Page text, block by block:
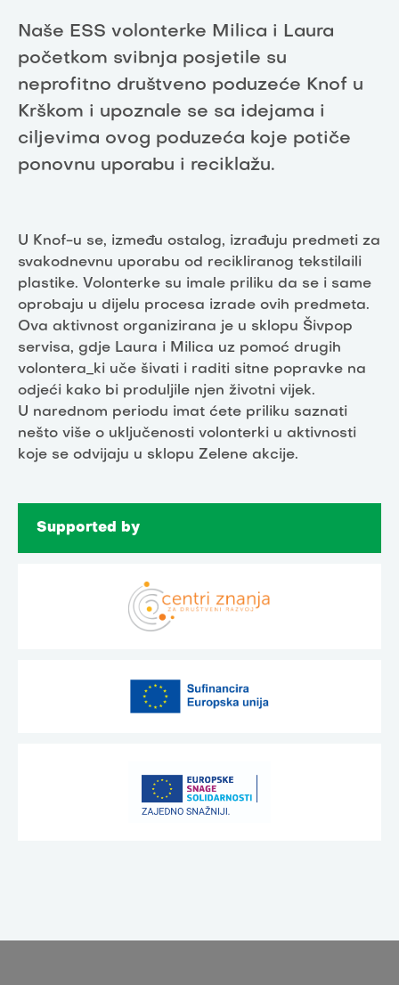
Naše ESS volonterke Milica i Laura
početkom svibnja posjetile su
neprofitno društveno poduzeće Knof u
Krškom i upoznale se sa idejama i
ciljevima ovog poduzeća koje potiče
ponovnu uporabu i reciklažu.
U Knof-u se, između ostalog, izrađuju predmeti za
svakodnevnu uporabu od recikliranog tekstilaili
plastike. Volonterke su imale priliku da se i same
oprobaju u dijelu procesa izrade ovih predmeta.
Ova aktivnost organizirana je u sklopu Šivpop
servisa, gdje Laura i Milica uz pomoć drugih
volontera_ki uče šivati i raditi sitne popravke na
odjeći kako bi produljile njen životni vijek.
U narednom periodu imat ćete priliku saznati
nešto više o uključenosti volonterki u aktivnosti
koje se odvijaju u sklopu Zelene akcije.
Supported by